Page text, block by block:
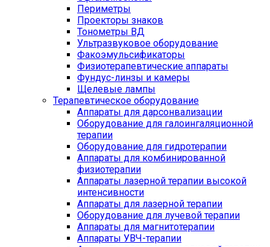
Периметры
Проекторы знаков
Тонометры ВД
Ультразвуковое оборудование
Факоэмульсификаторы
Физиотерапевтические аппараты
Фундус-линзы и камеры
Щелевые лампы
Терапевтическое оборудование
Аппараты для дарсонвализации
Оборудование для галоингаляционной
терапии
Оборудование для гидротерапии
Аппараты для комбинированной
физиотерапии
Аппараты лазерной терапии высокой
интенсивности
Аппараты для лазерной терапии
Оборудование для лучевой терапии
Аппараты для магнитотерапии
Аппараты УВЧ-терапии